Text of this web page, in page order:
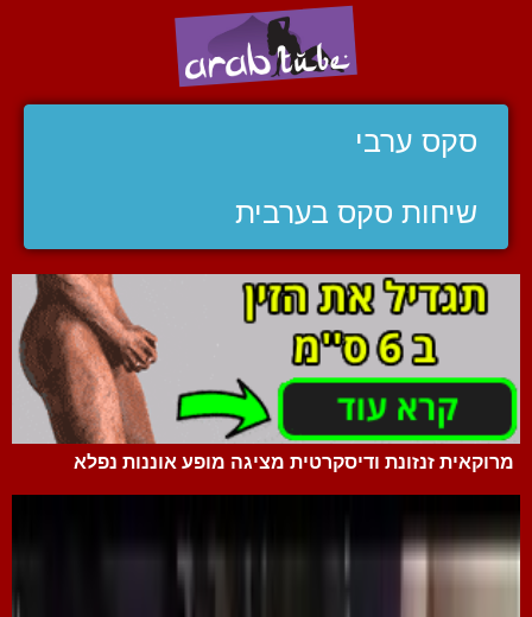
סקס ערבי
שיחות סקס בערבית
מרוקאית זנזונת ודיסקרטית מציגה מופע אוננות נפלא